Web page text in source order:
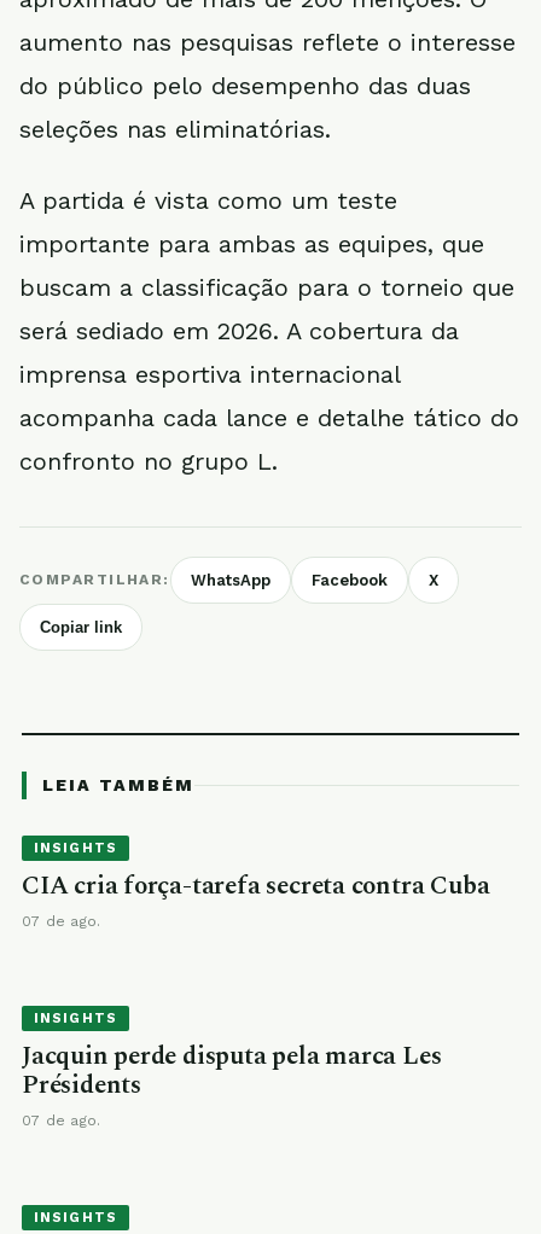
aumento nas pesquisas reflete o interesse
do público pelo desempenho das duas
seleções nas eliminatórias.
A partida é vista como um teste
importante para ambas as equipes, que
buscam a classificação para o torneio que
será sediado em 2026. A cobertura da
imprensa esportiva internacional
acompanha cada lance e detalhe tático do
confronto no grupo L.
COMPARTILHAR: WhatsApp Facebook X
Copiar link
LEIA TAMBÉM
INSIGHTS
CIA cria força-tarefa secreta contra Cuba
07 de ago.
INSIGHTS
Jacquin perde disputa pela marca Les
Présidents
07 de ago.
INSIGHTS